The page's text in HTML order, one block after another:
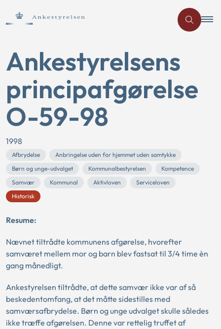
Ankestyrelsens
principafgørelse
O-59-98
1998
Afbrydelse
Anbringelse uden for hjemmet uden samtykke
Børn og unge-udvalget
Kommunalbestyrelsen
Kompetence
Samvær
Kommunal Aktivloven
Serviceloven
Historisk
Resume:
Nævnet tiltrådte kommunens afgørelse, hvorefter
samværet mellem mor og barn blev fastsat til 3/4 time èn
gang månedligt.
Ankestyrelsen tiltrådte, at dette samvær ikke var af så
beskedentomfang, at det måtte sidestilles med
samværsafbrydelse. Børn og unge udvalget skulle således
ikke træffe afgørelsen. Denne var rettelig truffet af